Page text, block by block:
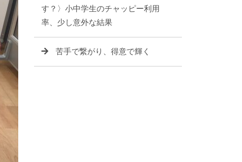
す？〉小中学生のチャッピー利用
率、少し意外な結果
苦手で繋がり、得意で輝く